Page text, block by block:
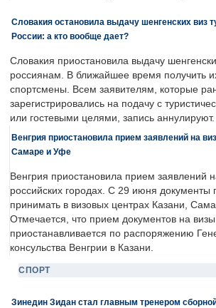
Словакия остановила выдачу шенгенских виз
России: а кто вообще дает?
Словакия приостановила выдачу
россиянам. В ближайшее время получить
спортсмены. Всем заявителям, которые
зарегистрировались на подачу с
или гостевыми целями, запись аннулируют.
Венгрия приостановила прием заявлений на
Самаре и Уфе
Венгрия приостановила прием заявлений
российских городах. С 29 июня документы
принимать в визовых центрах Казани,
Отмечается, что прием документов на визы
приостанавливается по распоряжению
консульства Венгрии в Казани.
СПОРТ
Зинедин Зидан стал главным тренером